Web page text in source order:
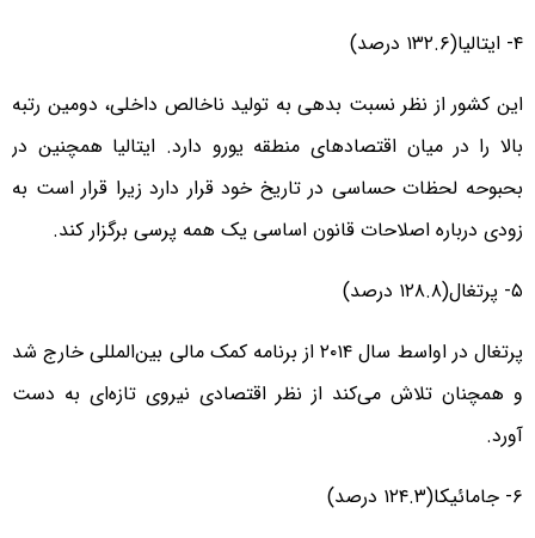
۴- ایتالیا(۱۳۲.۶ درصد)
این کشور از نظر نسبت بدهی به تولید ناخالص داخلی، دومین رتبه
بالا را در میان اقتصادهای منطقه یورو دارد. ایتالیا همچنین در
بحبوحه لحظات حساسی در تاریخ خود قرار دارد زیرا قرار است به
زودی درباره اصلاحات قانون اساسی یک همه پرسی برگزار کند.
۵- پرتغال(۱۲۸.۸ درصد)
پرتغال در اواسط سال ۲۰۱۴ از برنامه کمک مالی بین‌المللی خارج شد
و همچنان تلاش می‌کند از نظر اقتصادی نیروی تازه‌ای به دست
آورد.
۶- جامائیکا(۱۲۴.۳ درصد)